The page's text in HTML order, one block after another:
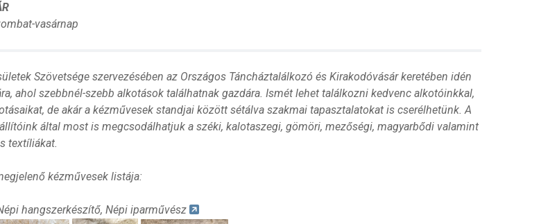
vasárnap
Szövetsége szervezésében az Országos Táncháztalálkozó és Kirakodóvásár keretében idén
ahol szebbnél-szebb alkotások találhatnak gazdára. Ismét lehet találkozni kedvenc alkotóinkkal,
de akár a kézművesek standjai között sétálva szakmai tapasztalatokat is cserélhetünk. A
által most is megcsodálhatjuk a széki, kalotaszegi, gömöri, mezőségi, magyarbődi valamint
textíliákat.
kézművesek listája:
hangszerkészítő, Népi iparművész